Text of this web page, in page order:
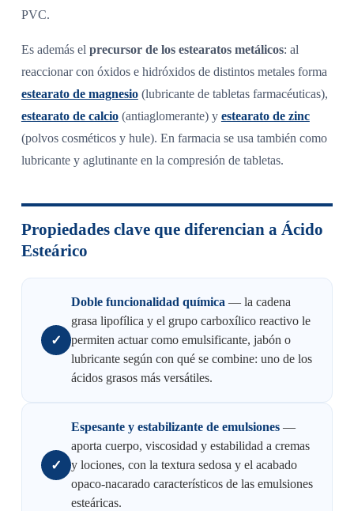
PVC.
Es además el precursor de los estearatos metálicos: al
reaccionar con óxidos e hidróxidos de distintos metales forma
estearato de magnesio(lubricante de tabletas farmacéuticas),
estearato de calcio(antiaglomerante) y estearato de zinc
(polvos cosméticos y hule). En farmacia se usa también como
lubricante y aglutinante en la compresión de tabletas.
Propiedades clave que diferencian a Ácido
Esteárico
✓
Doble funcionalidad química — la cadena
grasa lipofílica y el grupo carboxílico reactivo le
permiten actuar como emulsificante, jabón o
lubricante según con qué se combine: uno de los
ácidos grasos más versátiles.
✓
Espesante y estabilizante de emulsiones—
aporta cuerpo, viscosidad y estabilidad a cremas
y lociones, con la textura sedosa y el acabado
opaco-nacarado característicos de las emulsiones
esteáricas.